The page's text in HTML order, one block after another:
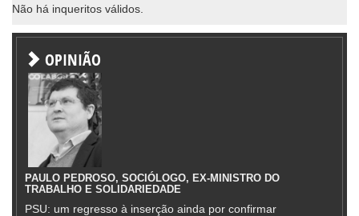
Não há inqueritos válidos.
OPINIÃO
PAULO PEDROSO, SOCIÓLOGO, EX-MINISTRO DO
TRABALHO E SOLIDARIEDADE
PSU: um regresso à inserção ainda por confirmar